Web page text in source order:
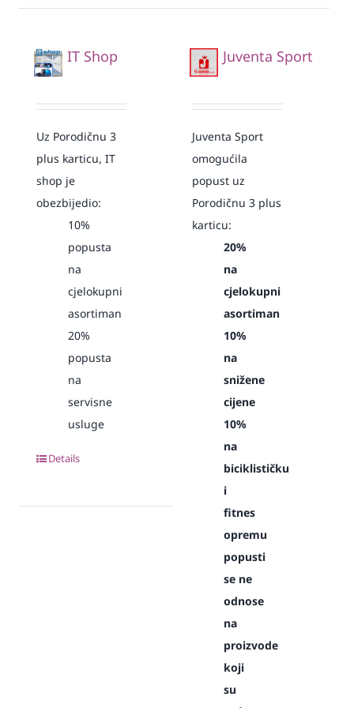
IT Shop
Uz Porodičnu 3
plus karticu, IT
shop je
obezbijedio:
10%
popusta
na
cjelokupni
asortiman
20%
popusta
na
servisne
usluge
Details
Juventa Sport
Juventa Sport
omogućila
popust uz
Porodičnu 3 plus
karticu:
20%
na
cjelokupni
asortiman
10%
na
snižene
cijene
10%
na
biciklističku
i
fitnes
opremu
popusti
se ne
odnose
na
proizvode
koji
su